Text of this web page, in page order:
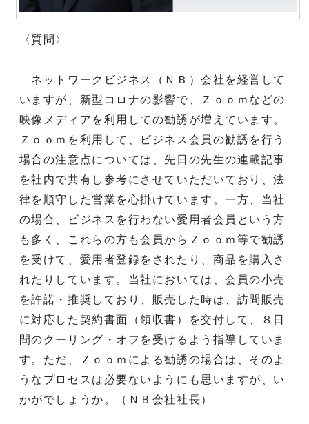
〈質問〉
ネットワークビジネス（ＮＢ）会社を経営して
いますが、新型コロナの影響で、Ｚｏｏｍなどの
映像メディアを利用しての勧誘が増えています。
Ｚｏｏｍを利用して、ビジネス会員の勧誘を行う
場合の注意点については、先日の先生の連載記事
を社内で共有し参考にさせていただいており、法
律を順守した営業を心掛けています。一方、当社
の場合、ビジネスを行わない愛用者会員という方
も多く、これらの方も会員からＺｏｏｍ等で勧誘
を受けて、愛用者登録をされたり、商品を購入さ
れたりしています。当社においては、会員の小売
を許諾・推奨しており、販売した時は、訪問販売
に対応した契約書面（領収書）を交付して、８日
間のクーリング・オフを受けるよう指導していま
す。ただ、Ｚｏｏｍによる勧誘の場合は、そのよ
うなプロセスは必要ないようにも思いますが、い
かがでしょうか。（ＮＢ会社社長）